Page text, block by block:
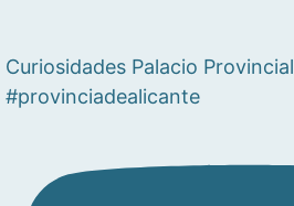
Curiosidades Palacio Provincial
#provinciadealicante